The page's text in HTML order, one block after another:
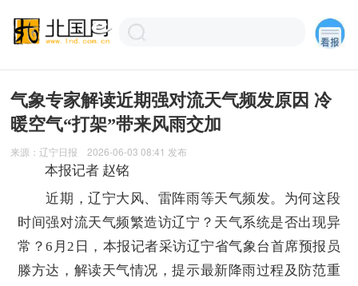
气象专家解读近期强对流天气频发原因 冷
暖空气“打架”带来风雨交加
来源：辽宁日报 2026-06-03 08:41 发布
本报记者 赵铭
近期，辽宁大风、雷阵雨等天气频发。为何这段
时间强对流天气频繁造访辽宁？天气系统是否出现异
常？6月2日，本报记者采访辽宁省气象台首席预报员
滕方达，解读天气情况，提示最新降雨过程及防范重